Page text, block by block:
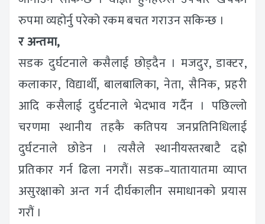
रुपमा व्यहोर्नु परेको रकम बचत गराउन सकिन्छ ।
र अन्तमा,
सडक दुर्घटनाले कसैलाई छोड्दैन । मजदुर, डाक्टर,
कलाकार, विद्यार्थी, बालबालिका, नेता, सैनिक, प्रहरी
आदि कसैलाई दुर्घटनाले भेदभाव गर्दैन । पछिल्लो
चरणमा स्थानीय तहकै कतिपय जनप्रतिनिधिलाई
दुर्घटनाले छोडेन । त्यसैले स्थानीयस्तरबाटै दह्रो
प्रतिकार गर्न ढिला नगरौं। सडक–यातायातमा व्याप्त
असुरक्षाको अन्त गर्न दीर्घकालीन समाधानको प्रयास
गरौं ।